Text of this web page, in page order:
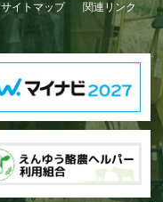
サイトマップ 関連リンク